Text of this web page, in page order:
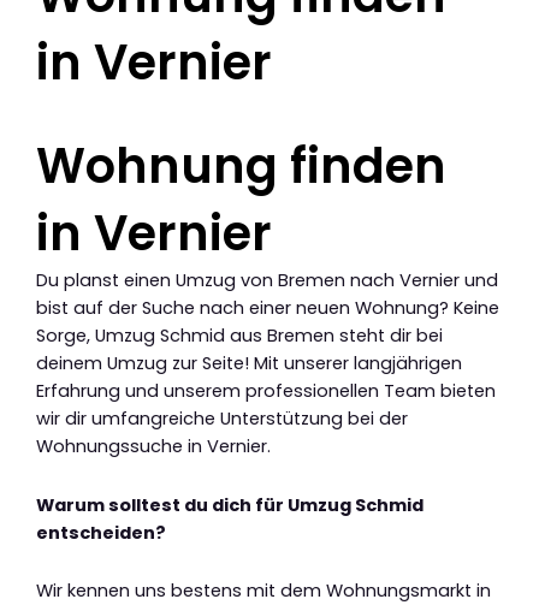
in Vernier
Wohnung finden
in Vernier
Du planst einen Umzug von Bremen nach Vernier und
bist auf der Suche nach einer neuen Wohnung? Keine
Sorge, Umzug Schmid aus Bremen steht dir bei
deinem Umzug zur Seite! Mit unserer langjährigen
Erfahrung und unserem professionellen Team bieten
wir dir umfangreiche Unterstützung bei der
Wohnungssuche in Vernier.
Warum solltest du dich für Umzug Schmid
entscheiden?
Wir kennen uns bestens mit dem Wohnungsmarkt in